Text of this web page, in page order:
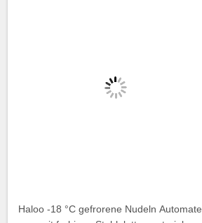
Mikrowellenherd, Dampferhitzung für 35